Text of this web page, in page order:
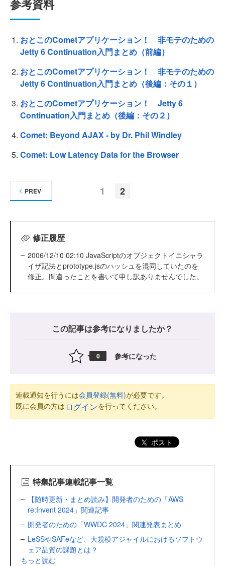
参考資料
おとこのCometアプリケーション！ 非モテのための
Jetty 6 Continuation入門まとめ（前編）
おとこのCometアプリケーション！ 非モテのための
Jetty 6 Continuation入門まとめ（後編：その１）
おとこのCometアプリケーション！ Jetty 6
Continuation入門まとめ（後編：その２）
Comet: Beyond AJAX - by Dr. Phil Windley
Comet: Low Latency Data for the Browser
1 2
PREV
修正履歴
2006/12/10 02:10 JavaScriptのオブジェクトイニシャラ
イザ記法とprototype.jsのハッシュを混同していたのを
修正。間違ったことを書いて申し訳ありませんでした。
この記事は参考になりましたか？
0 参考になった
連載通知を行うには会員登録(無料)が必要です。
既に会員の方は ログインを行ってください。
ポスト
特集記事連載記事一覧
【随時更新・まとめ読み】開発者のための「AWS
re:Invent 2024」関連記事
開発者のための「WWDC 2024」関連発表まとめ
LeSSやSAFeなど、大規模アジャイルにおけるソフトウ
ェア品質の課題とは？
もっと読む